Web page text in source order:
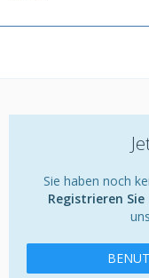
Sie haben noch
Registrieren